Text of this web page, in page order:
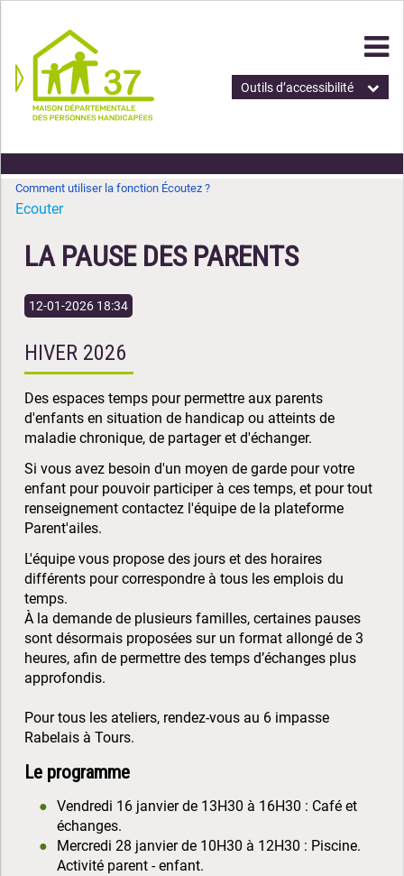
Outils d’accessibilité
Comment utiliser la fonction Écoutez ?
Ecouter
LA PAUSE DES PARENTS
12-01-2026 18:34
HIVER 2026
Des espaces temps pour permettre aux parents
d'enfants en situation de handicap ou atteints de
maladie chronique, de partager et d'échanger.
Si vous avez besoin d'un moyen de garde pour votre
enfant pour pouvoir participer à ces temps, et pour tout
renseignement contactez l'équipe de la plateforme
Parent'ailes.
L'équipe vous propose des jours et des horaires
différents pour correspondre à tous les emplois du
temps.
À la demande de plusieurs familles, certaines pauses
sont désormais proposées sur un format allongé de 3
heures, afin de permettre des temps d’échanges plus
approfondis.
Pour tous les ateliers, rendez-vous au 6 impasse
Rabelais à Tours.
Le programme
Vendredi 16 janvier de 13H30 à 16H30 : Café et
échanges.
Mercredi 28 janvier de 10H30 à 12H30 : Piscine.
Activité parent - enfant.